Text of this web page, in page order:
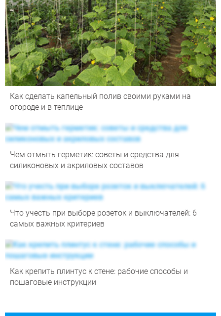
Как сделать капельный полив своими руками на
огороде и в теплице
Чем отмыть герметик: советы и средства для
силиконовых и акриловых составов
Что учесть при выборе розеток и выключателей: 6
самых важных критериев
Как крепить плинтус к стене: рабочие способы и
пошаговые инструкции